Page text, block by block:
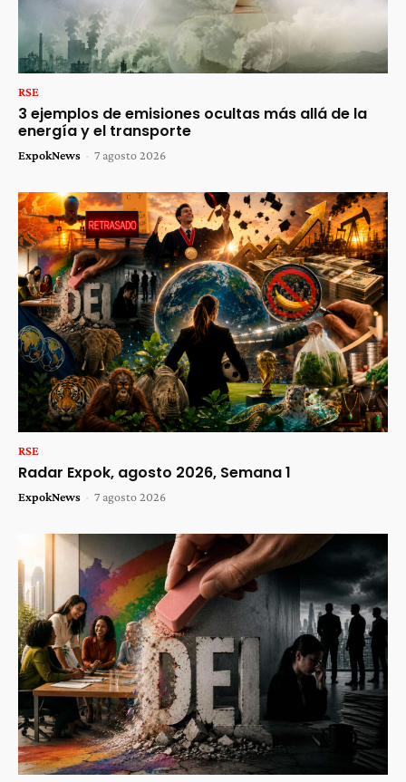
RSE
3 ejemplos de emisiones ocultas más allá de la
energía y el transporte
ExpokNews - 7 agosto 2026
RSE
Radar Expok, agosto 2026, Semana 1
ExpokNews - 7 agosto 2026